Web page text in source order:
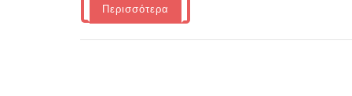
Περισσότερα